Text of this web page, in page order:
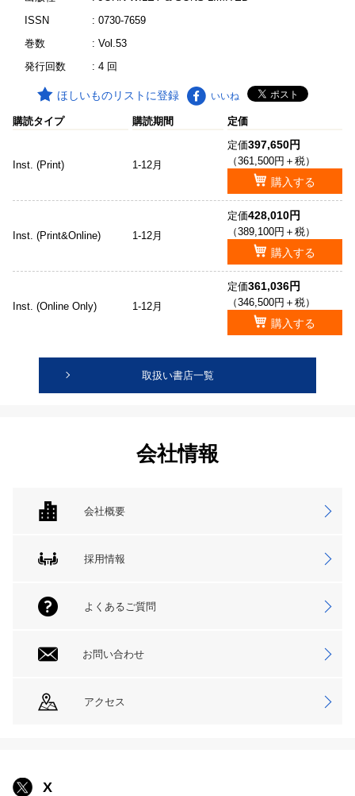
ISSN
: 0730-7659
巻数
: Vol.53
発行回数
: 4 回
ほしいものリストに登録 いいね
購読タイプ 購読期間 定価
Inst. (Print) 1-12月
定価397,650円
（361,500円＋税）
購入する
Inst. (Print&Online) 1-12月
定価428,010円
（389,100円＋税）
購入する
Inst. (Online Only) 1-12月
定価361,036円
（346,500円＋税）
購入する
取扱い書店一覧
会社情報
会社概要
採用情報
よくあるご質問
お問い合わせ
アクセス
X